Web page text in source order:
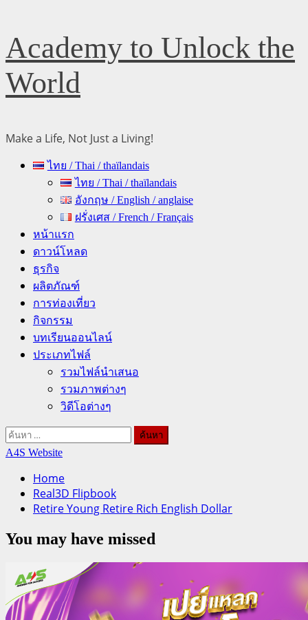
Skip
to
content
Academy to Unlock the
World
Make a Life, Not Just a Living!
Primary ไทย / Thai / thaïlandais
ไทย / Thai / thaïlandais
อังกฤษ / English / anglaise
ฝรั่งเศส / French / Français
หน้าแรก
ดาวน์โหลด
ธุรกิจ
ผลิตภัณฑ์
การท่องเที่ยว
กิจกรรม
บทเรียนออนไลน์
ประเภทไฟล์
รวมไฟล์นำเสนอ
รวมภาพต่างๆ
วิดีโอต่างๆ
ค้นหา
สำหรับ:
A4S Website
Home
Real3D Flipbook
Retire Young Retire Rich English Dollar
You may have missed